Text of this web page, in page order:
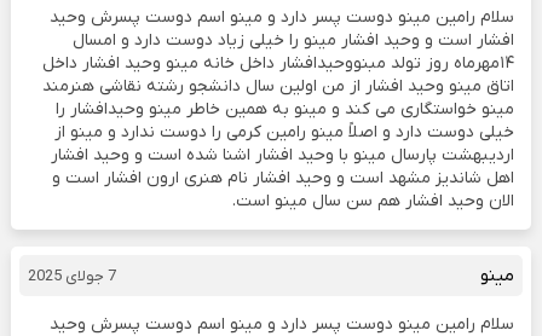
سلام رامین مینو دوست پسر دارد و مینو اسم دوست پسرش وحید
افشار است و وحید افشار مینو را خیلی زیاد دوست دارد و امسال
۱۴مهرماه روز تولد مبنووحیدافشار داخل خانه مینو وحید افشار داخل
اتاق مینو وحید افشار از من اولین سال دانشجو رشته نقاشی هنرمند
مینو خواستگاری می کند و مینو به همین خاطر مینو وحیدافشار را
خیلی دوست دارد و اصلاً مینو رامین کرمی را دوست ندارد و مینو از
اردیبهشت پارسال مینو با وحید افشار اشنا شده است و وحید افشار
اهل شاندیز مشهد است و وحید افشار نام هنری ارون افشار است و
الان وحید افشار هم سن سال مینو است.
مینو 7 جولای 2025
سلام رامین مینو دوست پسر دارد و مینو اسم دوست پسرش وحید